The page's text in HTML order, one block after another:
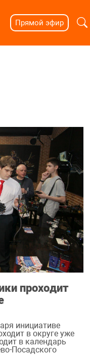
Прямой эфир
проходит
инициативе
в округе уже
в календарь
Посадского